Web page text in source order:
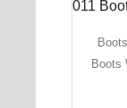
Boots